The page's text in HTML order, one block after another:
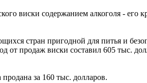
виски содержанием алкоголя - его
стран пригодной для питья и
от продаж виски составил 605 тыс.
за 160 тыс. долларов.